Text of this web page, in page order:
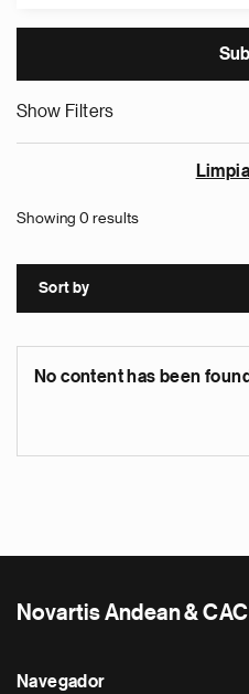
Show Filters
Showing 0 results
Sort by
No content has been
Novartis Andean &
Navegador